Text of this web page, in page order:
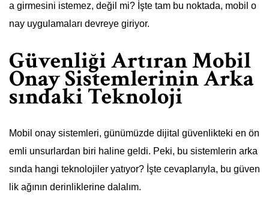
a girmesini istemez, değil mi? İşte tam bu noktada, mobil o
nay uygulamaları devreye giriyor.
Güvenliği Artıran Mobil
Onay Sistemlerinin Arka
sındaki Teknoloji
Mobil onay sistemleri, günümüzde dijital güvenlikteki en ön
emli unsurlardan biri haline geldi. Peki, bu sistemlerin arka
sında hangi teknolojiler yatıyor? İşte cevaplarıyla, bu güven
lik ağının derinliklerine dalalım.